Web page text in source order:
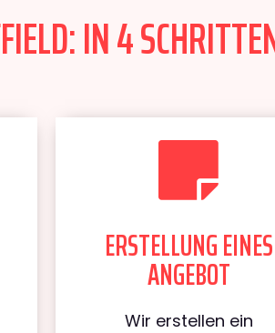
IN 4
ERSTELLUNG EINES
ANGEBOT
Wir erstellen ein